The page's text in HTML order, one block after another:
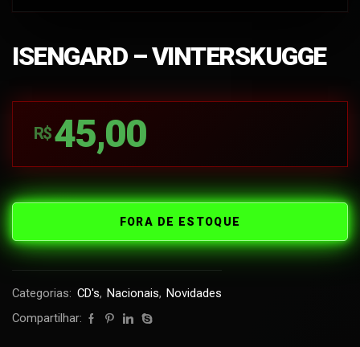
ISENGARD – VINTERSKUGGE
R$ 45,00
FORA DE ESTOQUE
Categorias: CD's, Nacionais, Novidades
Compartilhar: